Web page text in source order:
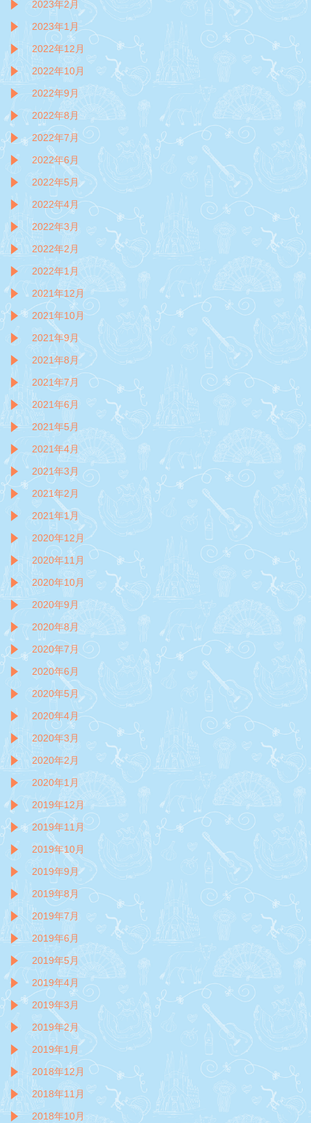
2023年2月
2023年1月
2022年12月
2022年10月
2022年9月
2022年8月
2022年7月
2022年6月
2022年5月
2022年4月
2022年3月
2022年2月
2022年1月
2021年12月
2021年10月
2021年9月
2021年8月
2021年7月
2021年6月
2021年5月
2021年4月
2021年3月
2021年2月
2021年1月
2020年12月
2020年11月
2020年10月
2020年9月
2020年8月
2020年7月
2020年6月
2020年5月
2020年4月
2020年3月
2020年2月
2020年1月
2019年12月
2019年11月
2019年10月
2019年9月
2019年8月
2019年7月
2019年6月
2019年5月
2019年4月
2019年3月
2019年2月
2019年1月
2018年12月
2018年11月
2018年10月